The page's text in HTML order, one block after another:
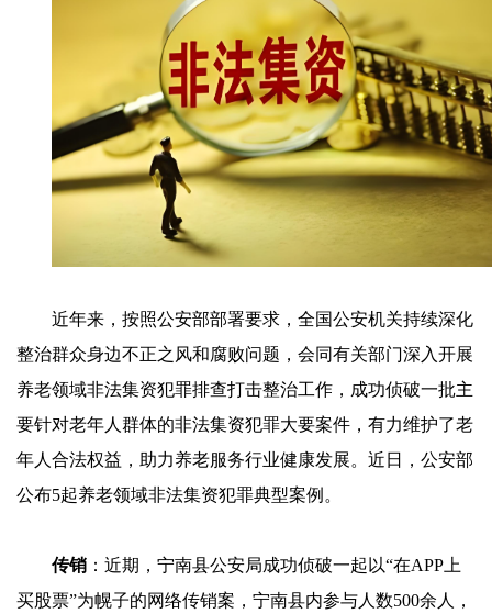
近年来，按照公安部部署要求，全国公安机关持续深化
整治群众身边不正之风和腐败问题，会同有关部门深入开展
养老领域非法集资犯罪排查打击整治工作，成功侦破一批主
要针对老年人群体的非法集资犯罪大要案件，有力维护了老
年人合法权益，助力养老服务行业健康发展。近日，公安部
公布5起养老领域非法集资犯罪典型案例。
传销 ：近期，宁南县公安局成功侦破一起以“在APP上
买股票”为幌子的网络传销案，宁南县内参与人数500余人，